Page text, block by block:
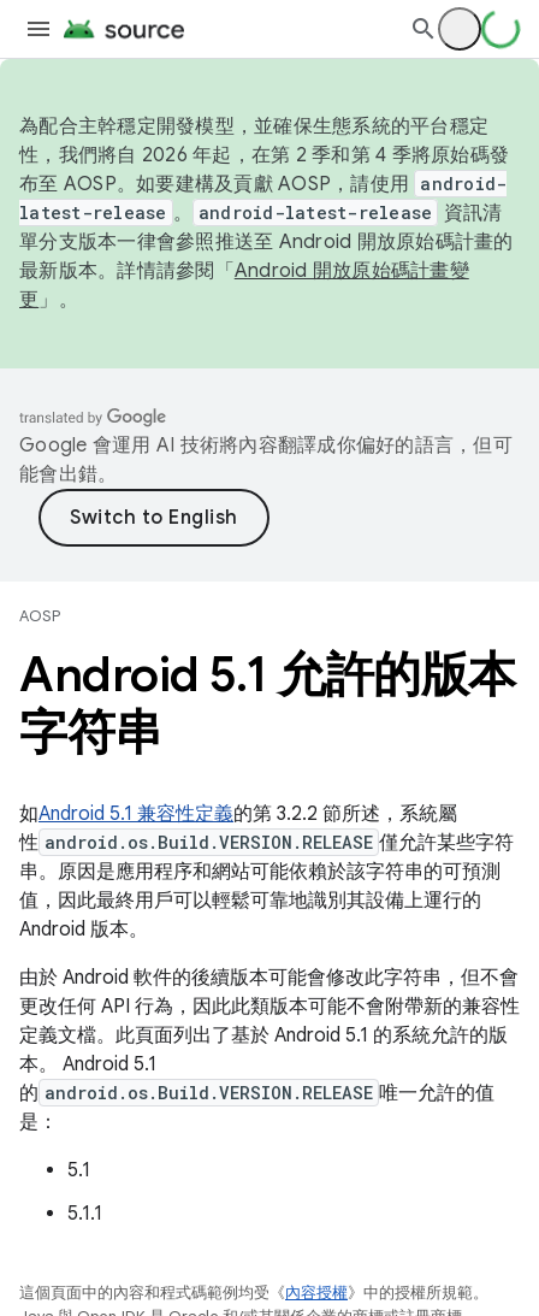
為配合主幹穩定開發模型，並確保生態系統的平台穩定
性，我們將自 2026 年起，在第 2 季和第 4 季將原始碼發
布至 AOSP。如要建構及貢獻 AOSP，請使用 android-
latest-release 。 android-latest-release
資訊清
單分支版本一律會參照推送至 Android 開放原始碼計畫的
最新版本。詳情請參閱「 Android 開放原始碼計畫變
更 」。
Google 會運用 AI 技術將內容翻譯成你偏好的語言，但可
能會出錯。
AOSP
Android 5.1 允許的版本
字符串
如Android 5.1 兼容性定義的第 3.2.2 節所述，系統屬
性 android.os.Build.VERSION.RELEASE 僅允許某些字符
串。原因是應用程序和網站可能依賴於該字符串的可預測
值，因此最終用戶可以輕鬆可靠地識別其設備上運行的
Android 版本。
由於 Android 軟件的後續版本可能會修改此字符串，但不會
更改任何 API 行為，因此此類版本可能不會附帶新的兼容性
定義文檔。此頁面列出了基於 Android 5.1 的系統允許的版
本。 Android 5.1
的 android.os.Build.VERSION.RELEASE 唯一允許的值
是：
5.1
5.1.1
這個頁面中的內容和程式碼範例均受《內容授權》中的授權所規範。